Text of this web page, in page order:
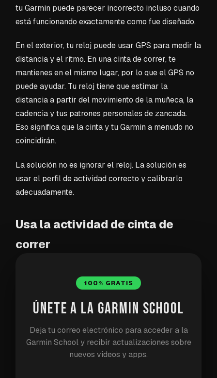
tu Garmin puede parecer incorrecto incluso cuando
está funcionando exactamente como fue diseñado.
En el exterior, tu reloj puede usar GPS para medir la
distancia y el ritmo. En una cinta de correr, te
mantienes en el mismo lugar, por lo que el GPS no
puede ayudar. Tu reloj tiene que estimar la
distancia a partir del movimiento de la muñeca, la
cadencia y tus patrones personales de zancada.
Eso significa que la cinta y tu Garmin a menudo no
coincidirán.
La solución no es ignorar el reloj. La solución es
usar el perfil de actividad correcto y calibrarlo
adecuadamente.
Usa la actividad de cinta de
correr
carrera normal en interiores. Un perfil básico de
cinta de correr, eso crea confusión y puede
En su lugar, eligeCinta de correrantes de
comenzar. Eso le indica al reloj que esta es una
100% GRATIS
ÚNETE A LA GARMIN SCHOOL
Deja tu correo electrónico para acceder a la
Garmin School y recibir actualizaciones sobre
nuevos videos y apps.